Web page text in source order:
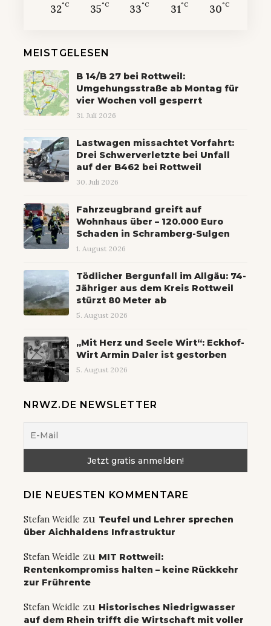
32°C 35°C 33°C 31°C 30°C
MEISTGELESEN
B 14/B 27 bei Rottweil:
Umgehungsstraße ab Montag für
vier Wochen voll gesperrt
31. Juli 2026
Lastwagen missachtet Vorfahrt:
Drei Schwerverletzte bei Unfall
auf der B462 bei Rottweil
30. Juli 2026
Fahrzeugbrand greift auf
Wohnhaus über – 120.000 Euro
Schaden in Schramberg-Sulgen
1. August 2026
Tödlicher Bergunfall im Allgäu: 74-
Jähriger aus dem Kreis Rottweil
stürzt 80 Meter ab
5. August 2026
„Mit Herz und Seele Wirt“: Eckhof-
Wirt Armin Daler ist gestorben
5. August 2026
NRWZ.DE NEWSLETTER
DIE NEUESTEN KOMMENTARE
Stefan Weidle zu Teufel und Lehrer sprechen
über Aichhaldens Infrastruktur
Stefan Weidle zu MIT Rottweil:
Rentenkompromiss halten – keine Rückkehr
zur Frührente
Stefan Weidle zu Historisches Niedrigwasser
auf dem Rhein trifft die Wirtschaft mit voller